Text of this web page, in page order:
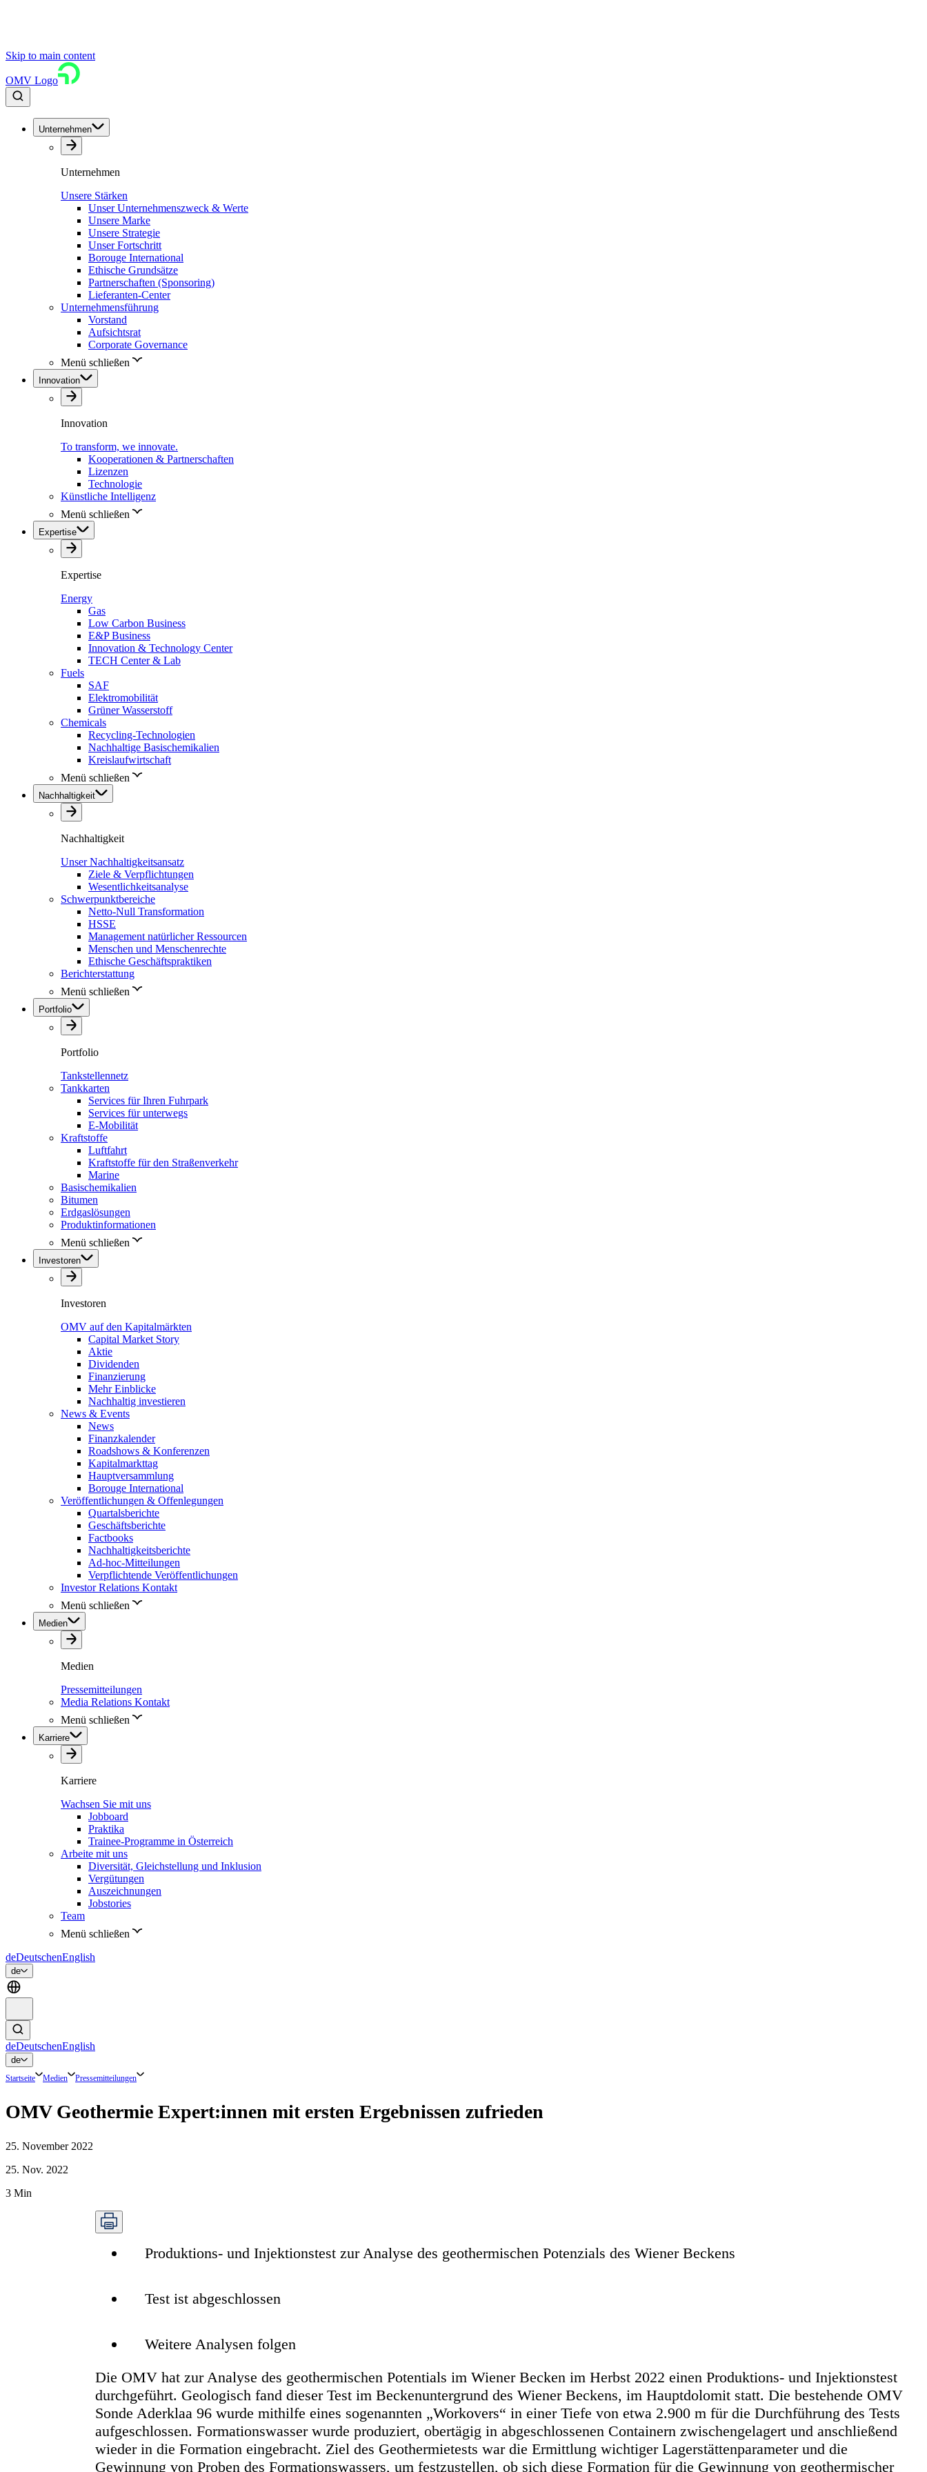
Skip to main content
OMV Logo
Unternehmen
Unternehmen
Unsere Stärken
Unser Unternehmenszweck & Werte
Unsere Marke
Unsere Strategie
Unser Fortschritt
Borouge International
Ethische Grundsätze
Partnerschaften (Sponsoring)
Lieferanten-Center
Unternehmensführung
Vorstand
Aufsichtsrat
Corporate Governance
Menü schließen
Innovation
Innovation
To transform, we innovate.
Kooperationen & Partnerschaften
Lizenzen
Technologie
Künstliche Intelligenz
Menü schließen
Expertise
Expertise
Energy
Gas
Low Carbon Business
E&P Business
Innovation & Technology Center
TECH Center & Lab
Fuels
SAF
Elektromobilität
Grüner Wasserstoff
Chemicals
Recycling-Technologien
Nachhaltige Basischemikalien
Kreislaufwirtschaft
Menü schließen
Nachhaltigkeit
Nachhaltigkeit
Unser Nachhaltigkeitsansatz
Ziele & Verpflichtungen
Wesentlichkeitsanalyse
Schwerpunktbereiche
Netto-Null Transformation
HSSE
Management natürlicher Ressourcen
Menschen und Menschenrechte
Ethische Geschäftspraktiken
Berichterstattung
Menü schließen
Portfolio
Portfolio
Tankstellennetz
Tankkarten
Services für Ihren Fuhrpark
Services für unterwegs
E-Mobilität
Kraftstoffe
Luftfahrt
Kraftstoffe für den Straßenverkehr
Marine
Basischemikalien
Bitumen
Erdgaslösungen
Produktinformationen
Menü schließen
Investoren
Investoren
OMV auf den Kapitalmärkten
Capital Market Story
Aktie
Dividenden
Finanzierung
Mehr Einblicke
Nachhaltig investieren
News & Events
News
Finanzkalender
Roadshows & Konferenzen
Kapitalmarkttag
Hauptversammlung
Borouge International
Veröffentlichungen & Offenlegungen
Quartalsberichte
Geschäftsberichte
Factbooks
Nachhaltigkeitsberichte
Ad-hoc-Mitteilungen
Verpflichtende Veröffentlichungen
Investor Relations Kontakt
Menü schließen
Medien
Medien
Pressemitteilungen
Media Relations Kontakt
Menü schließen
Karriere
Karriere
Wachsen Sie mit uns
Jobboard
Praktika
Trainee-Programme in Österreich
Arbeite mit uns
Diversität, Gleichstellung und Inklusion
Vergütungen
Auszeichnungen
Jobstories
Team
Menü schließen
deDeutschenEnglish
de
deDeutschenEnglish
de
Startseite Medien Pressemitteilungen
OMV Geothermie Expert:innen mit ersten Ergebnissen zufrieden
25. November 2022
25. Nov. 2022
3 Min
Produktions- und Injektionstest zur Analyse des geothermischen Potenzials des Wiener Beckens
Test ist abgeschlossen
Weitere Analysen folgen
Die OMV hat zur Analyse des geothermischen Potentials im Wiener Becken im Herbst 2022 einen Produktions- und Injektionstest
durchgeführt. Geologisch fand dieser Test im Beckenuntergrund des Wiener Beckens, im Hauptdolomit statt. Die bestehende OMV
Sonde Aderklaa 96 wurde mithilfe eines sogenannten „Workovers“ in einer Tiefe von etwa 2.900 m für die Durchführung des Tests
aufgeschlossen. Formationswasser wurde produziert, obertägig in abgeschlossenen Containern zwischengelagert und anschließend
wieder in die Formation eingebracht. Ziel des Geothermietests war die Ermittlung wichtiger Lagerstättenparameter und die
Gewinnung von Proben des Formationswassers, um festzustellen, ob sich diese Formation für die Gewinnung von geothermischer